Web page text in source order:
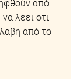
από
λέει ότι
από το